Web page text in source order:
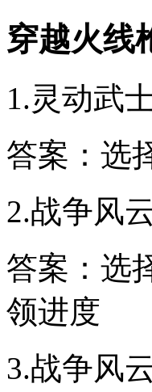
穿越火线
1.灵动武
答案：选
2.战争风
答案：选
领进度
3.战争风